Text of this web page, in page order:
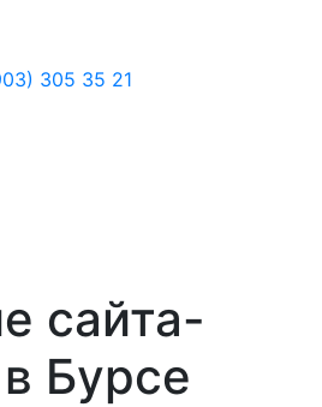
305 35 21
сайта-
Бурсе